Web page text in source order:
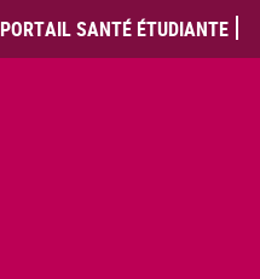
PORTAIL SANTÉ ÉTUDIANTE